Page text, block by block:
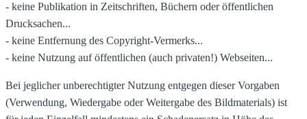
- keine Publikation in Zeitschriften, Büchern oder öffentlichen
Drucksachen...
- keine Entfernung des Copyright-Vermerks...
- keine Nutzung auf öffentlichen (auch privaten!) Webseiten...
Bei jeglicher unberechtigter Nutzung entgegen dieser Vorgaben
(Verwendung, Wiedergabe oder Weitergabe des Bildmaterials) ist